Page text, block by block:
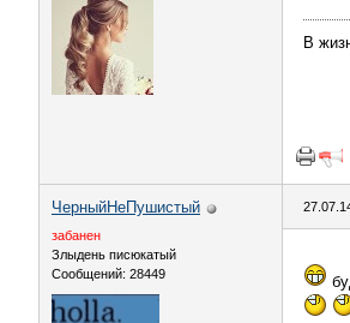
В
ЧерныйНеПушистый
забанен
Злыдень писюкатый
Сообщений: 28449